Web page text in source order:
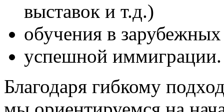
выставок и т.д.)
обучения в
успешной иммиграции.
Благодаря гибкому